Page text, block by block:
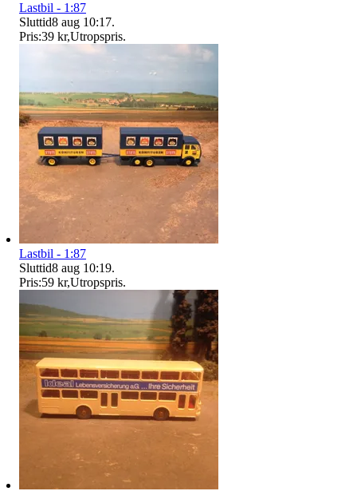
Lastbil - 1:87
Sluttid8 aug 10:17.
Pris:39 kr,Utropspris.
Lastbil - 1:87
Sluttid8 aug 10:19.
Pris:59 kr,Utropspris.